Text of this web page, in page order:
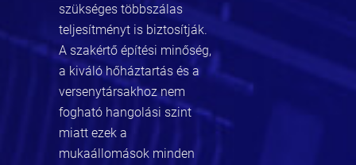
szükséges többszálas
teljesítményt is biztosítják.
A szakértő építési minőség,
a kiváló hőháztartás és a
versenytársakhoz nem
fogható hangolási szint
miatt ezek a
mukaállomások minden